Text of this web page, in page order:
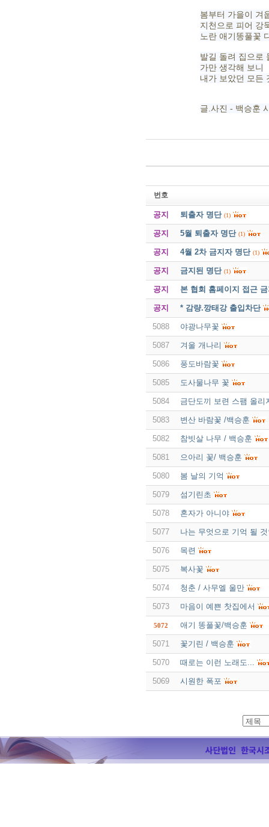
봄부터 가을이 겨
지천으로 피어 강
노란 애기똥풀꽃
발길 돌려 집으로
가만 생각해 보니
내가 보았던 모든
글.사진 - 백승훈
번호
공지 퇴출자 명단 (1)
공지 5월 퇴출자 명단 (1)
공지 4월 2차 금지자 명단 (1)
공지 금지된 명단 (1)
공지 본 협회 홈페이지 접근
공지 * 감량.깡태강 출입차단
5088 야광나무꽃
5087 겨울 개나리
5086 풍도바람꽃
5085 도사물나무 꽃
5084 금단도끼 보련 스팸 올리
5083 변산 바람꽃 /백승훈
5082 참빗살 나무 / 백승훈
5081 으아리 꽃/ 백승훈
5080 봄 날의 기억
5079 섬기린초
5078 혼자가 아니야
5077 나는 무엇으로 기억 될
5076 목련
5075 복사꽃
5074 청춘 / 사무엘 울만
5073 마음이 예쁜 찻집에서
5072 애기 똥풀꽃/백승훈
5071 꽃기린 / 백승훈
5070 때로는 이런 노래도...
5069 시원한 폭포